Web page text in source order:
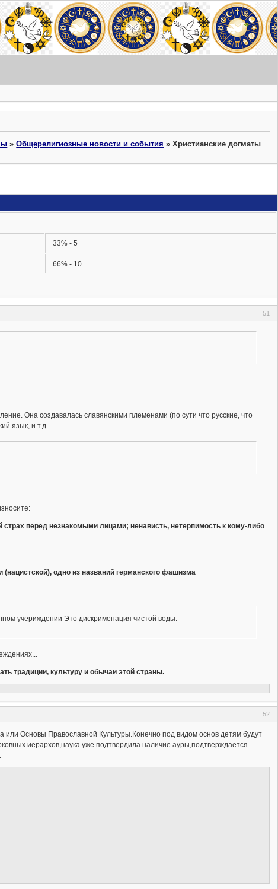
»Общерелигиозные новости и события »Христианские догматы
33% - 5
66% - 10
51
Она создавалась славянскими племенами (по сути что русские, что
язык, и т.д.
перед незнакомыми лицами; ненависть, нетерпимость к кому-либо
одно из названий германского фашизма
учериждении Это дискрименация чистой воды.
традиции, культуру и обычаи этой страны.
52
Основы Православной Культуры.Конечно под видом основ детям будут
иерархов,наука уже подтвердила наличие ауры,подтверждается